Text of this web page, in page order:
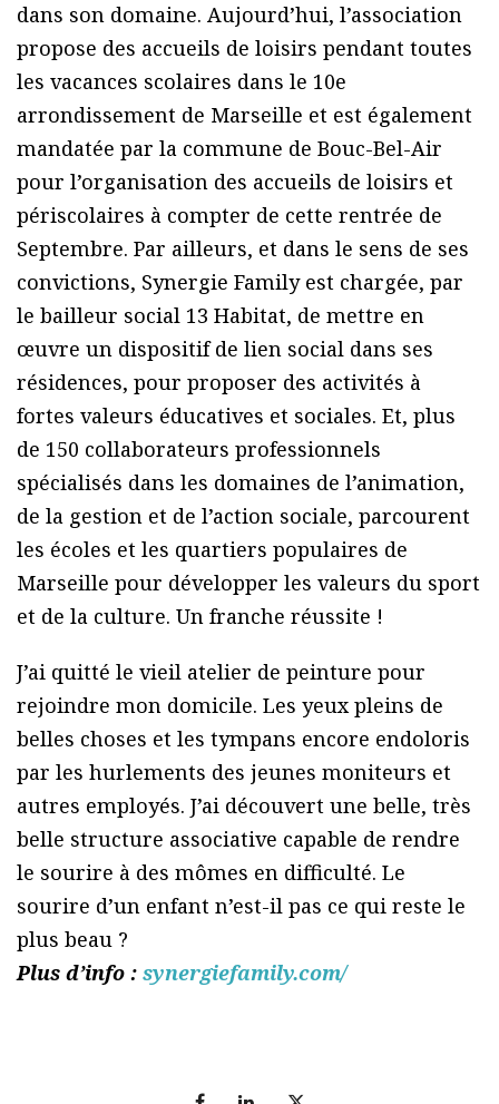
dans son domaine. Aujourd’hui, l’association
propose des accueils de loisirs pendant toutes
les vacances scolaires dans le 10e
arrondissement de Marseille et est également
mandatée par la commune de Bouc-Bel-Air
pour l’organisation des accueils de loisirs et
périscolaires à compter de cette rentrée de
Septembre. Par ailleurs, et dans le sens de ses
convictions, Synergie Family est chargée, par
le bailleur social 13 Habitat, de mettre en
œuvre un dispositif de lien social dans ses
résidences, pour proposer des activités à
fortes valeurs éducatives et sociales. Et, plus
de 150 collaborateurs professionnels
spécialisés dans les domaines de l’animation,
de la gestion et de l’action sociale, parcourent
les écoles et les quartiers populaires de
Marseille pour développer les valeurs du sport
et de la culture. Un franche réussite !
J’ai quitté le vieil atelier de peinture pour
rejoindre mon domicile. Les yeux pleins de
belles choses et les tympans encore endoloris
par les hurlements des jeunes moniteurs et
autres employés. J’ai découvert une belle, très
belle structure associative capable de rendre
le sourire à des mômes en difficulté. Le
sourire d’un enfant n’est-il pas ce qui reste le
plus beau ?
Plus d’info : synergiefamily.com/